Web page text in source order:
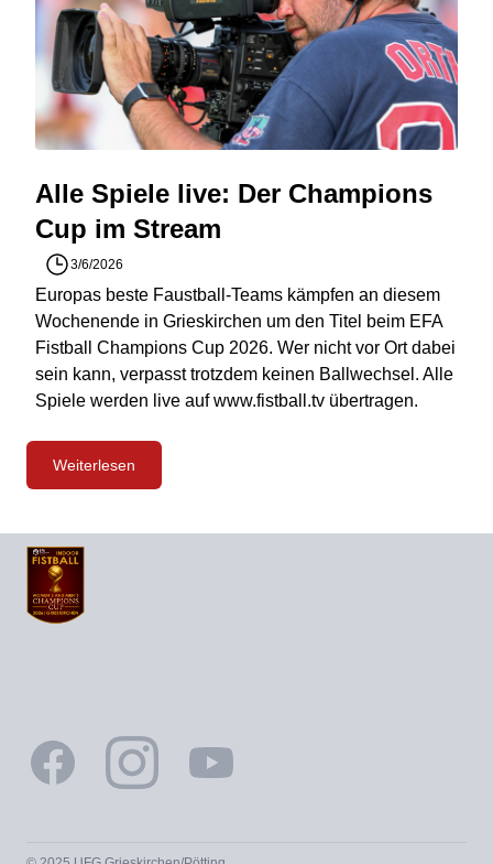
Alle Spiele live: Der Champions
Cup im Stream
3/6/2026
Europas beste Faustball-Teams kämpfen an diesem
Wochenende in Grieskirchen um den Titel beim EFA
Fistball Champions Cup 2026. Wer nicht vor Ort dabei
sein kann, verpasst trotzdem keinen Ballwechsel. Alle
Spiele werden live auf www.fistball.tv übertragen.
Weiterlesen
Footer
Facebook Instagram YouTube